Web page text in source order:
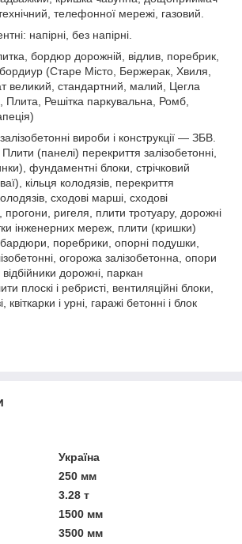
телефонної мережі, газовий.
напірні, без напірні.
бордюр дорожній, відлив, поребрик,
бордиур (Старе Місто, Бержерак, Хвиля,
великий, стандартний, малий, Цегла
Плита, Решітка паркувальна, Ромб,
вироби і конструкції ― ЗБВ.
(панелі) перекриття залізобетонні,
фундаментні блоки, стрічковий
кільця колодязів, перекриття
сходові марші, сходові
прогони, ригеля, плити тротуару, дорожні
інженерних мереж, плити (кришки)
бардюри, поребрики, опорні подушки,
огорожа залізобетонна, опори
дорожні, паркан
плоскі і ребристі, вентиляційні блоки,
і урні, гаражі бетонні і блок
Україна
250 мм
3.28 т
1500 мм
3500 мм